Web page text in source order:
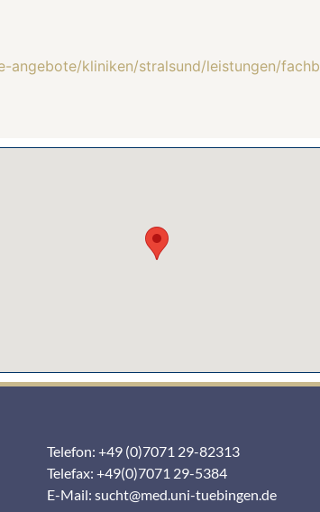
angebote/kliniken/stralsund/leistungen/
Telefon: +49 (0)7071 29-82313
Telefax: +49(0)7071 29-5384
E-Mail: sucht@med.uni-tuebingen.de